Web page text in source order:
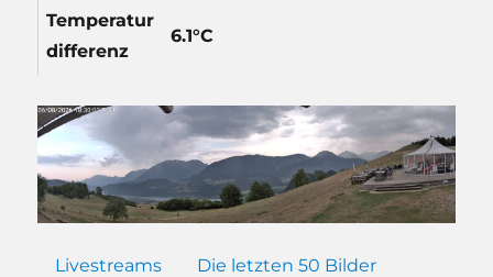
Temperatur
differenz
6.1°C
Livestreams Die letzten 50 Bilder